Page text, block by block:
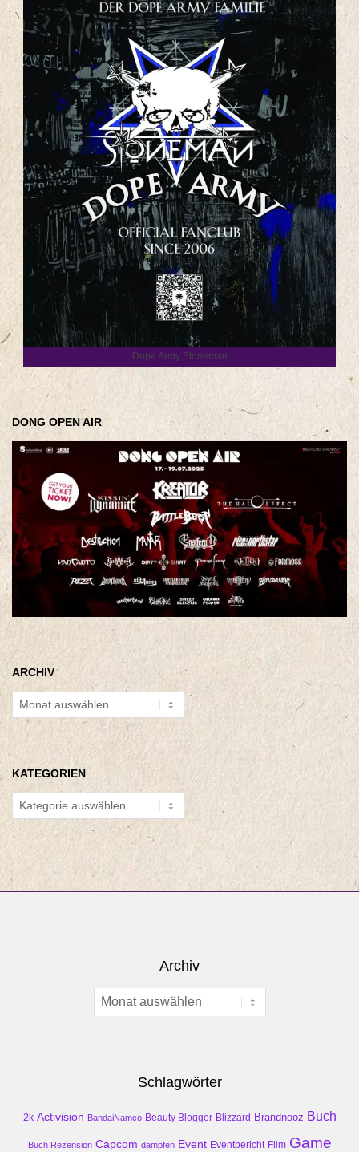
Dope Army Stoneman
DONG OPEN AIR
ARCHIV
Archiv
KATEGORIEN
Kategorien
Archiv
Archiv
Schlagwörter
2k Activision BandaiNamco Beauty Blogger Blizzard Brandnooz Buch
Buch Rezension Capcom dampfen Event Eventbericht Film Game